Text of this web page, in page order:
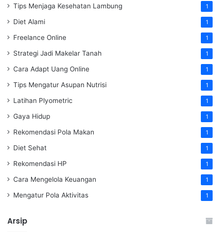
Tips Menjaga Kesehatan Lambung 1
Diet Alami 1
Freelance Online 1
Strategi Jadi Makelar Tanah 1
Cara Adapt Uang Online 1
Tips Mengatur Asupan Nutrisi 1
Latihan Plyometric 1
Gaya Hidup 1
Rekomendasi Pola Makan 1
Diet Sehat 1
Rekomendasi HP 1
Cara Mengelola Keuangan 1
Mengatur Pola Aktivitas 1
Arsip